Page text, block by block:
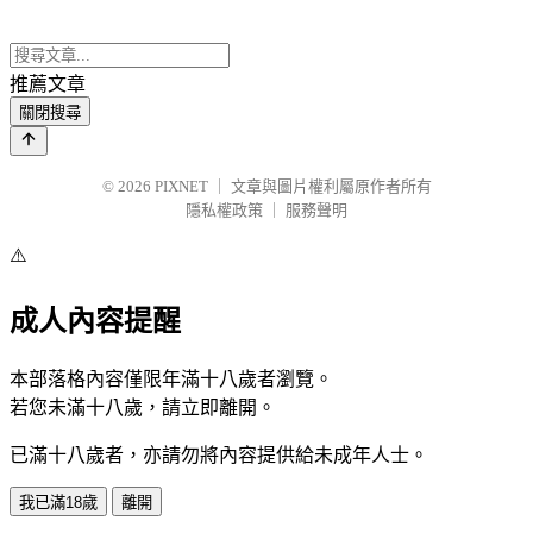
推薦文章
關閉搜尋
© 2026 PIXNET
文章與圖片權利屬原作者所有
隱私權政策
服務聲明
⚠️
成人內容提醒
本部落格內容僅限年滿十八歲者瀏覽。
若您未滿十八歲，請立即離開。
已滿十八歲者，亦請勿將內容提供給未成年人士。
我已滿18歲 離開